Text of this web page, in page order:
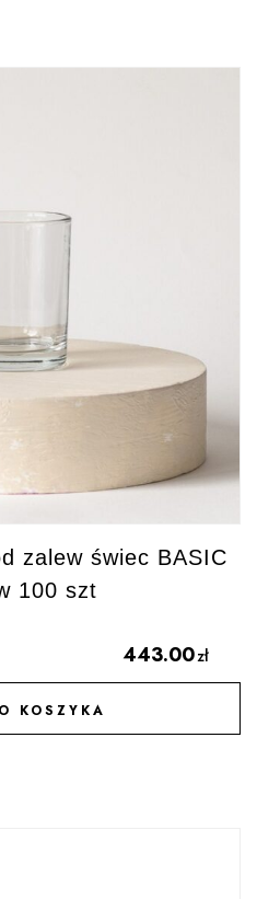
zalew świec BASIC
100 szt
443.00zł
KOSZYKA
ULUBIONYCH